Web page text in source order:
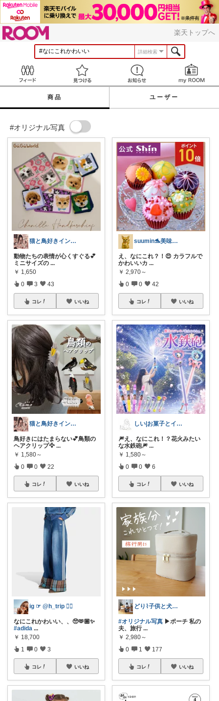
楽天トップへ
詳細検索
見つける お知らせ
商品 ユーザー
#オリジナル写真
猫と鳥好きインテリア初心者mako
動物たちの表情が心くすぐる💕
ミニサイズの ...
￥ 1,650
0 3 43
コレ いいね
猫と鳥好きインテリア初心者mako
鳥好きにはたまらない💕鳥類の
ヘアクリップ🦅 ...
￥ 1,580～
0 0 22
コレ いいね
ig ☞ @h_trip ❤️‍🔥
なにこれかわいい、、🥺🫶🏼✨
#adida ...
￥ 18,700
1 0 3
コレ いいね
suumin🐬美味しい・便利・ペット♡
え、なにこれ？！😍 カラフルで
かわいいカ ...
￥ 2,970～
0 0 42
コレ いいね
しい|お菓子とインテリア好きな30代ママ
🎆え、なにこれ！？花火みたい
な水鉄砲🎆 ...
￥ 1,580～
0 0 6
コレ いいね
どり⌇ 子供と犬と暮らし
#オリジナル写真 ▶︎ポーチ 私の
夫、旅行 ...
￥ 2,980～
0 1 177
コレ いいね